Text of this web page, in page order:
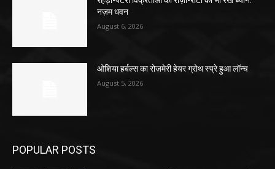
नज़म धवन
August 6, 2026
ओशिया हर्बल्स का रोज़मेरी हेयर ग्रोथ स्प्रे हुआ लॉन्च
August 5, 2026
POPULAR POSTS